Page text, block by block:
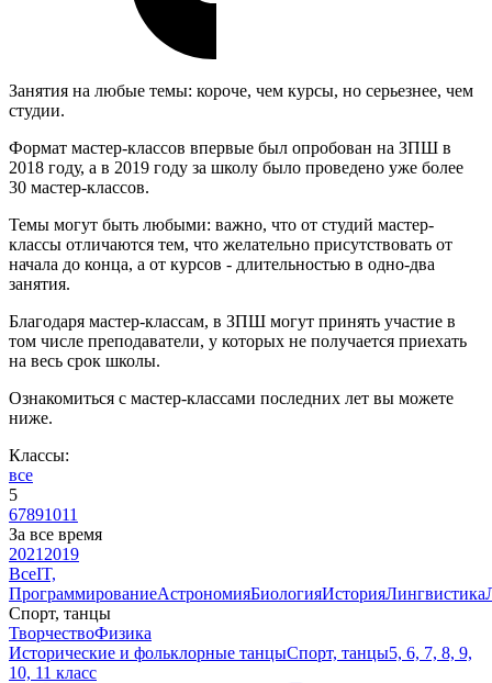
Занятия на любые темы: короче, чем курсы, но серьезнее, чем
студии.
Формат мастер-классов впервые был опробован на ЗПШ в
2018 году, а в 2019 году за школу было проведено уже более
30 мастер-классов.
Темы могут быть любыми: важно, что от студий мастер-
классы отличаются тем, что желательно присутствовать от
начала до конца, а от курсов - длительностью в одно-два
занятия.
Благодаря мастер-классам, в ЗПШ могут принять участие в
том числе преподаватели, у которых не получается приехать
на весь срок школы.
Ознакомиться с мастер-классами последних лет вы можете
ниже.
Классы:
все
5
67891011
За все время
2021 2019
ВсеIT,
ПрограммированиеАстрономияБиологияИсторияЛингвистика
Спорт, танцы
ТворчествоФизика
Исторические и фольклорные танцыСпорт, танцы5, 6, 7, 8, 9,
10, 11 класс